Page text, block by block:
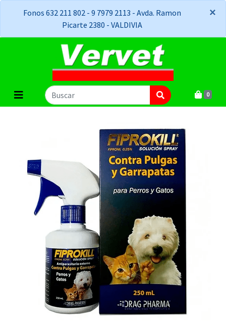
Fonos 632 211 802 - 9 7979 2113 - Avda. Ramon
Picarte 2380 - VALDIVIA
×
×
0